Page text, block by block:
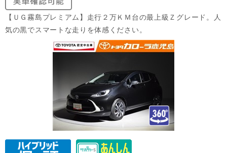
【ＵＧ霧島プレミアム】走行２万ＫＭ台の最上級Ｚグレード。人
気の黒でスマートな走りを体感ください。